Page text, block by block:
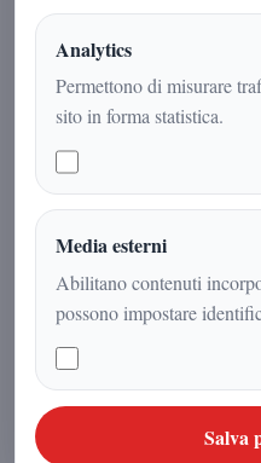
Numeri record,
territorio e una
organizzativa
riferimento per
Comitato
tessere emesse e
comitato più
di Caserta e
che porta la
Comitato,
costruita con
capacità
Analytics
Permettono di misurare
sito in forma statistica.
Media esterni
Abilitano contenuti
possono impostare
Salva